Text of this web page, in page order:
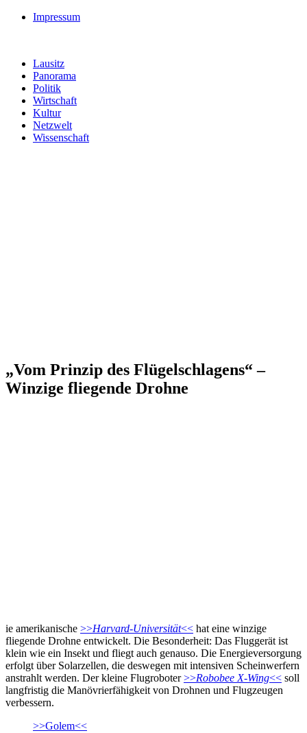
Impressum
Lausitz
Panorama
Politik
Wirtschaft
Kultur
Netzwelt
Wissenschaft
„Vom Prinzip des Flügelschlagens“ –
Winzige fliegende Drohne
ie amerikanische >>Harvard-Universität<< hat eine winzige
fliegende Drohne entwickelt. Die Besonderheit: Das Fluggerät ist
klein wie ein Insekt und fliegt auch genauso. Die Energieversorgung
erfolgt über Solarzellen, die deswegen mit intensiven Scheinwerfern
anstrahlt werden. Der kleine Flugroboter>>Robobee X-­Wing<< soll
langfristig die Manövrierfähigkeit von Drohnen und Flugzeugen
verbessern.
>>Golem<<